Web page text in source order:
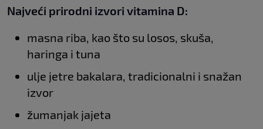
Najveći prirodni izvori vitamina D:
masna riba, kao što su losos, skuša,
haringa i tuna
ulje jetre bakalara, tradicionalni i snažan
izvor
žumanjak jajeta